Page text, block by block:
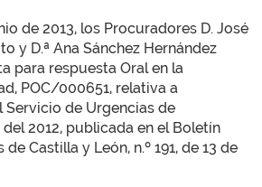
de 2013, los Procuradores D. José
y D.ª Ana Sánchez Hernández
para respuesta Oral en la
POC/000651, relativa a
de Urgencias de
2012, publicada en el Boletín
Castilla y León, n.º 191, de 13 de